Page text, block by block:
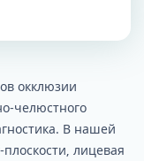
окклюзии
челюстного
В нашей
лицевая